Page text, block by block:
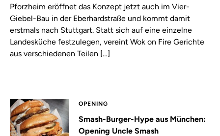
Pforzheim eröffnet das Konzept jetzt auch im Vier-
Giebel-Bau in der Eberhardstraße und kommt damit
erstmals nach Stuttgart. Statt sich auf eine einzelne
Landesküche festzulegen, vereint Wok on Fire Gerichte
aus verschiedenen Teilen […]
OPENING
Smash-Burger-Hype aus München:
Opening Uncle Smash